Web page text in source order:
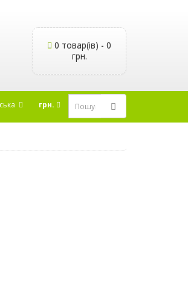
0 товар(ів) - 0
грн.
грн.